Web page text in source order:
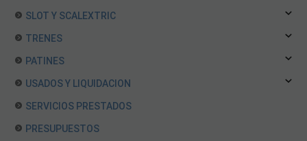
SLOT Y SCALEXTRIC
TRENES
PATINES
USADOS Y LIQUIDACION
SERVICIOS PRESTADOS
PRESUPUESTOS